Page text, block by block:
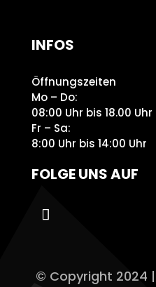
INFOS
Öffnungszeiten
Mo – Do:
08:00 Uhr bis 18.00 Uhr
Fr – Sa:
8:00 Uhr bis 14:00 Uhr
FOLGE UNS AUF
© Copyright 2024